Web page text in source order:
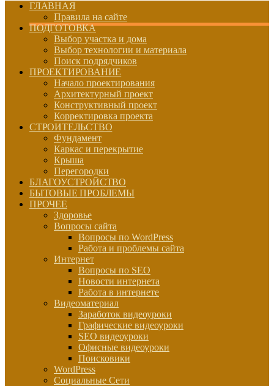
ГЛАВНАЯ
Правила на сайте
ПОДГОТОВКА
Выбор участка и дома
Выбор технологии и материала
Поиск подрядчиков
ПРОЕКТИРОВАНИЕ
Начало проектирования
Архитектурный проект
Конструктивный проект
Корректировка проекта
СТРОИТЕЛЬСТВО
Фундамент
Каркас и перекрытие
Крыша
Перегородки
БЛАГОУСТРОЙСТВО
БЫТОВЫЕ ПРОБЛЕМЫ
ПРОЧЕЕ
Здоровье
Вопросы сайта
Вопросы по WordPress
Работа и проблемы сайта
Интернет
Вопросы по SEO
Новости интернета
Работа в интернете
Видеоматериал
Заработок видеоуроки
Графические видеоуроки
SEO видеоуроки
Офисные видеоуроки
Поисковики
WordPress
Социальные Сети